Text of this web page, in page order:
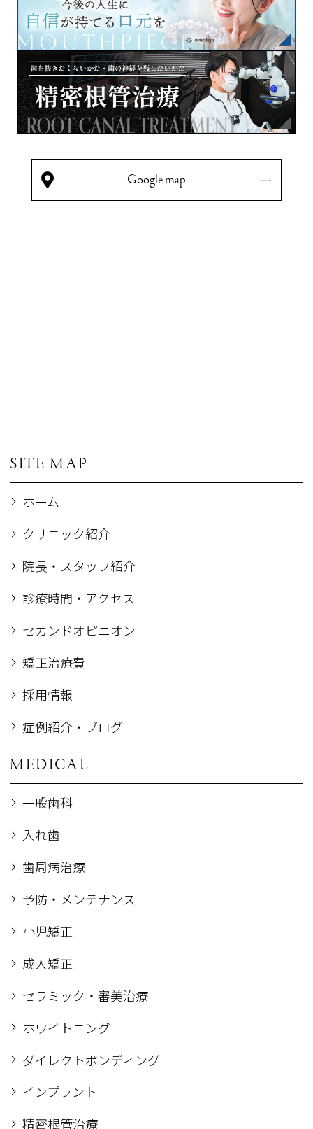
Google map
SITE MAP
ホーム
クリニック紹介
院長・スタッフ紹介
診療時間・アクセス
セカンドオピニオン
矯正治療費
採用情報
症例紹介・ブログ
MEDICAL
一般歯科
入れ歯
歯周病治療
予防・メンテナンス
小児矯正
成人矯正
セラミック・審美治療
ホワイトニング
ダイレクトボンディング
インプラント
精密根管治療